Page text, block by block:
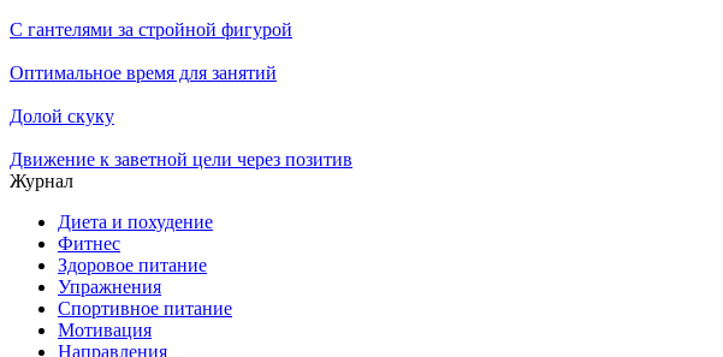
С гантелями за стройной фигурой
Оптимальное время для занятий
Долой скуку
Движение к заветной цели через позитив
Журнал
Диета и похудение
Фитнес
Здоровое питание
Упражнения
Спортивное питание
Мотивация
Направления